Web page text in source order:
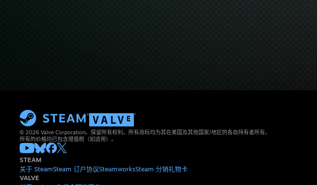
© 2026 Valve Corporation。保留所有权利。所有商标均为其在美国及其他国家/地区的各自持有者所有。
所有的价格均已包含增值税（如适用）。
STEAM
关于 SteamSteam 订户协议SteamworksSteam 分销礼物卡
VALVE